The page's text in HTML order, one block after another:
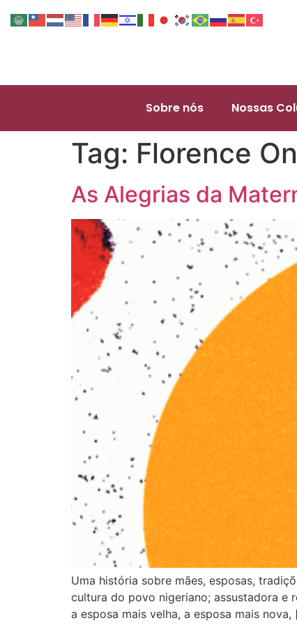
Sobre nós Nossas
Tag: Florence
As Alegrias da
Uma história sobre mães, esposas,
cultura do povo nigeriano; assustadora e
a esposa mais velha, a esposa mais nova,